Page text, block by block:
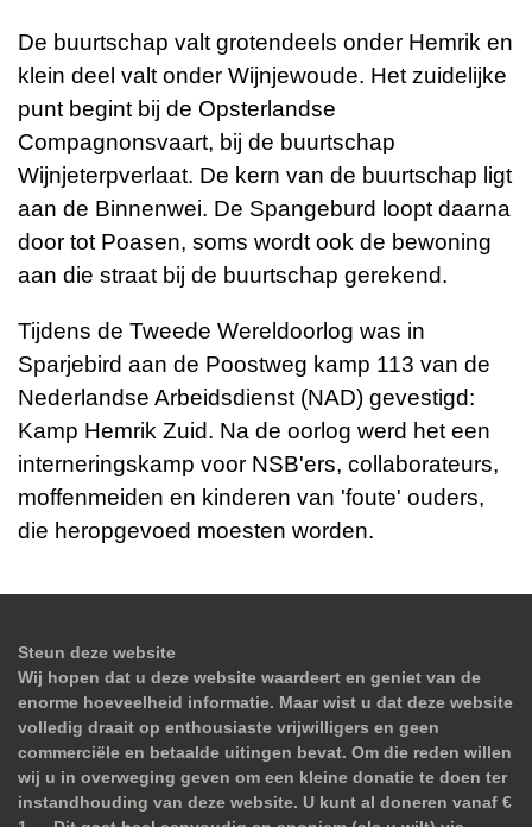
De buurtschap valt grotendeels onder Hemrik en
klein deel valt onder Wijnjewoude. Het zuidelijke
punt begint bij de Opsterlandse
Compagnonsvaart, bij de buurtschap
Wijnjeterpverlaat. De kern van de buurtschap ligt
aan de Binnenwei. De Spangeburd loopt daarna
door tot Poasen, soms wordt ook de bewoning
aan die straat bij de buurtschap gerekend.
Tijdens de Tweede Wereldoorlog was in
Sparjebird aan de Poostweg kamp 113 van de
Nederlandse Arbeidsdienst (NAD) gevestigd:
Kamp Hemrik Zuid. Na de oorlog werd het een
interneringskamp voor NSB'ers, collaborateurs,
moffenmeiden en kinderen van 'foute' ouders,
die heropgevoed moesten worden.
Steun deze website
Wij hopen dat u deze website waardeert en geniet van de
enorme hoeveelheid informatie. Maar wist u dat deze website
volledig draait op enthousiaste vrijwilligers en geen
commerciële en betaalde uitingen bevat. Om die reden willen
wij u in overweging geven om een kleine donatie te doen ter
instandhouding van deze website. U kunt al doneren vanaf €